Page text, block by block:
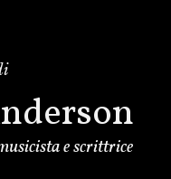
e scrittrice